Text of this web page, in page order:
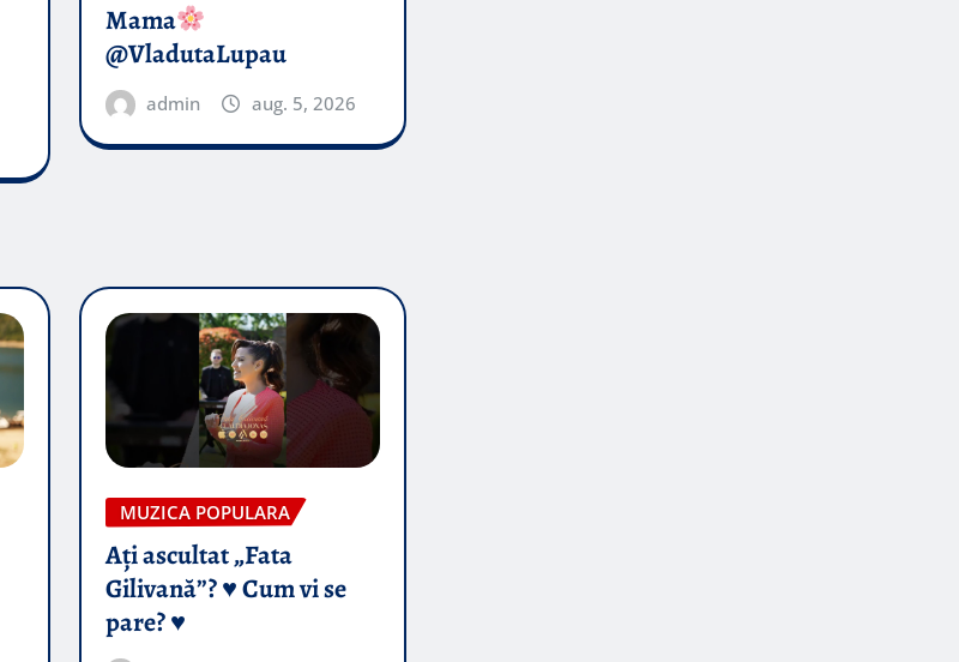
Mama
@VladutaLupau
admin aug. 5, 2026
MUZICA POPULARA
Ați ascultat „Fata
Gilivană”? ♥️ Cum vi se
pare? ♥️